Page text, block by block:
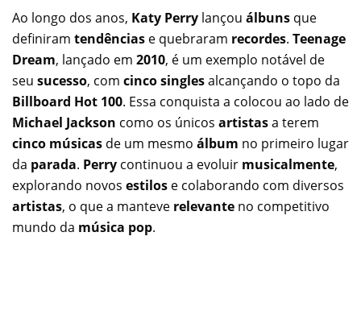
Ao longo dos anos, Katy Perry lançou álbuns que
definiram tendências e quebraram recordes. Teenage
Dream, lançado em 2010, é um exemplo notável de
seu sucesso, com cinco singlesalcançando o topo da
Billboard Hot 100. Essa conquista a colocou ao lado de
Michael Jackson como os únicos artistasa terem
cinco músicas de um mesmo álbum no primeiro lugar
da parada. Perry continuou a evoluir musicalmente,
explorando novos estilos e colaborando com diversos
artistas, o que a manteve relevante no competitivo
mundo da música pop.